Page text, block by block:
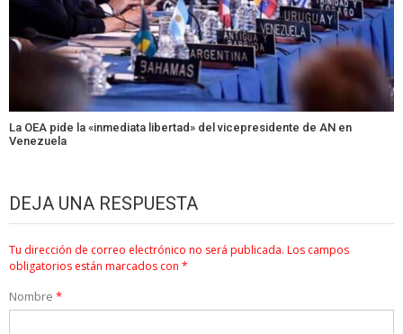
La OEA pide la «inmediata libertad» del vicepresidente de AN en
Venezuela
DEJA UNA RESPUESTA
Tu dirección de correo electrónico no será publicada. Los campos
obligatorios están marcados con *
Nombre *